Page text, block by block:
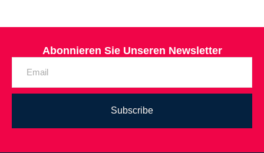
Abonnieren Sie Unseren Newsletter
Subscribe